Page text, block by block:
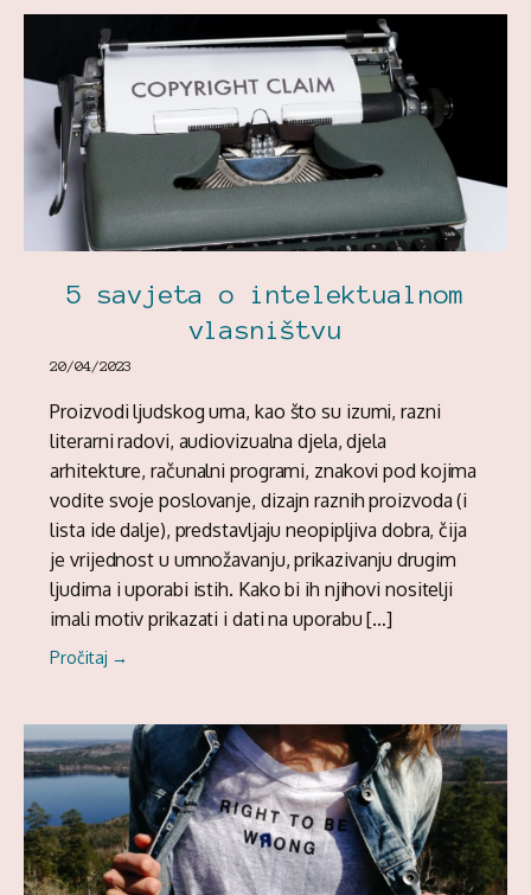
5 savjeta o intelektualnom
vlasništvu
20/04/2023
Proizvodi ljudskog uma, kao što su izumi, razni
literarni radovi, audiovizualna djela, djela
arhitekture, računalni programi, znakovi pod kojima
vodite svoje poslovanje, dizajn raznih proizvoda (i
lista ide dalje), predstavljaju neopipljiva dobra, čija
je vrijednost u umnožavanju, prikazivanju drugim
ljudima i uporabi istih. Kako bi ih njihovi nositelji
imali motiv prikazati i dati na uporabu […]
Pročitaj →